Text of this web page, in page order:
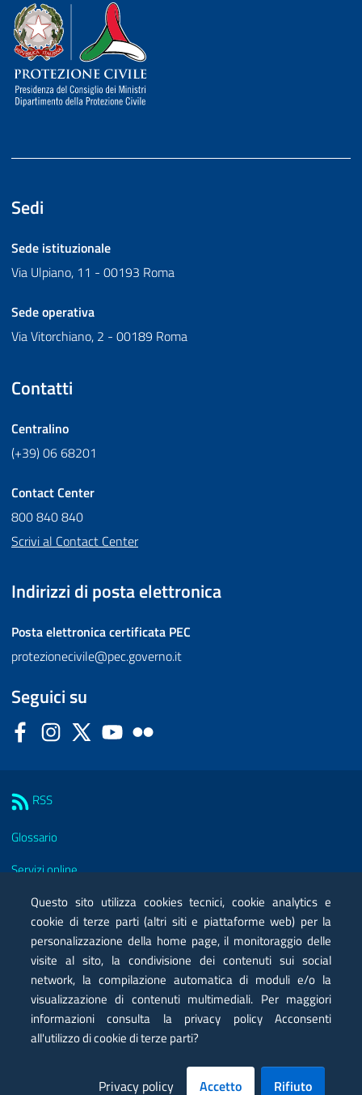
Dipartimento della Protezione Civile
Sedi
Sede istituzionale
Via Ulpiano, 11 - 00193 Roma
Sede operativa
Via Vitorchiano, 2 - 00189 Roma
Contatti
Centralino
(+39) 06 68201
Contact Center
800 840 840
Scrivi al Contact Center
Indirizzi di posta elettronica
Posta elettronica certificata PEC
protezionecivile@pec.governo.it
Seguici su
FacebookInstagram
Twitter YouTube
RSS
Glossario
Servizi online
Moduli
Posta elettronica certificata PEC
Privacy
Note legali
Contatti
Questo sito utilizza cookies tecnici, cookie analytics e
cookie di terze parti (altri siti e piattaforme web) per la
personalizzazione della home page, il monitoraggio delle
visite al sito, la condivisione dei contenuti sui social
network, la compilazione automatica di moduli e/o la
visualizzazione di contenuti multimediali. Per maggiori
informazioni consulta la privacy policy Acconsenti
all'utilizzo di cookie di terze parti?
Privacy policy Accetto Rifiuto